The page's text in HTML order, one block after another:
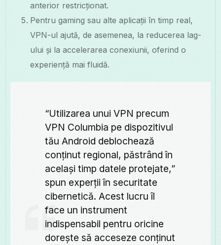
anterior restricționat.
Pentru gaming sau alte aplicații în timp real,
VPN-ul ajută, de asemenea, la reducerea lag-
ului și la accelerarea conexiunii, oferind o
experiență mai fluidă.
“Utilizarea unui VPN precum
VPN Columbia pe dispozitivul
tău Android deblochează
conținut regional, păstrând în
același timp datele protejate,”
spun experții în securitate
cibernetică. Acest lucru îl
face un instrument
indispensabil pentru oricine
dorește să acceseze conținut